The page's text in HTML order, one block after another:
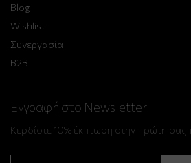
Blog
Wishlist
Συνεργασία
B2B
Εγγραφή στο Newsletter
Κερδίστε 10% έκπτωση στην πρώτη σας